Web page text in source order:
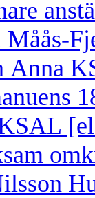
Anna